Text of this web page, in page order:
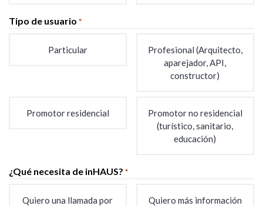
Tipo de usuario *
Particular
Profesional (Arquitecto,
aparejador, API,
constructor)
Promotor residencial
Promotor no residencial
(turístico, sanitario,
educación)
¿Qué necesita de inHAUS? *
Quiero una llamada por
Quiero más información